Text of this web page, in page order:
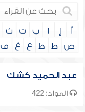
أ إ ا ب ت ث
ض
ط ظ ع غ ف
عبد الحميد كشك
المواد: 422